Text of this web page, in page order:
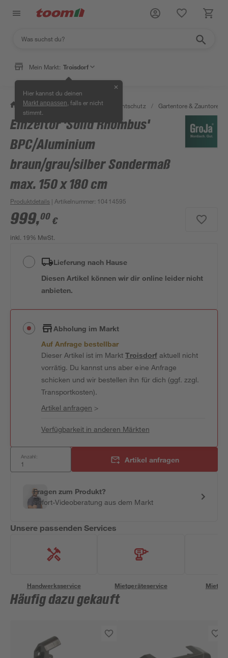
Mein Markt: Troisdorf
Hier kannst du deinen
Markt anpassen , falls er nicht
stimmt.
✕
/ Garten & Freizeit / Zäune & Sichtschutz / Gartentore & Zauntore
Einzeltor 'Solid Rhombus'
BPC/Aluminium
braun/grau/silber Sondermaß
max. 150 x 180 cm
Produktdetails | Artikelnummer: 10414595
999,00 €
inkl. 19% MwSt.
Lieferung nach Hause
Diesen Artikel können wir dir online leider nicht
anbieten.
Abholung im Markt
Auf Anfrage bestellbar
Dieser Artikel ist im MarktTroisdorfaktuell nicht
vorrätig. Du kannst uns aber eine Anfrage
schicken und wir bestellen ihn für dich (ggf. zzgl.
Transportkosten).
Artikel anfragen >
Verfügbarkeit in anderen Märkten
Anzahl: Artikel anfragen
Fragen zum Produkt?
Sofort-Videoberatung aus dem Markt
Unsere passenden Services
Handwerksservice Mietgeräteservice
Häufig dazu gekauft